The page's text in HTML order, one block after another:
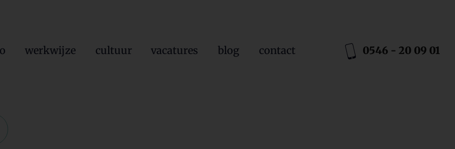
werkwijze cultuur vacatures blog contact 0546 - 20 09 01